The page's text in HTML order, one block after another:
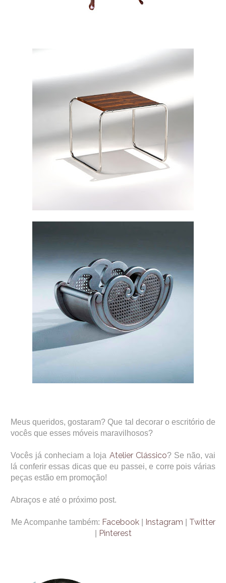
Meus queridos, gostaram? Que tal decorar o escritório de
vocês que esses móveis maravilhosos?
Vocês já conheciam a loja Atelier Clássico? Se não, vai
lá conferir essas dicas que eu passei, e corre pois várias
peças estão em promoção!
Abraços e até o próximo post.
Me Acompanhe também: Facebook| Instagram Twitter
Pinterest